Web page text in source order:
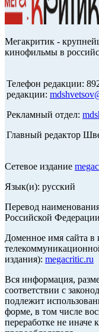
Мегакритик -
кинофильмы в
Телефон редакции:
редакции:
Рекламный отдел:
Главный редактор
Сетевое издание
Язык(и): русский
Перевод
Российской
Доменное имя сайта
издания): megacritic.ru
Вся информация,
соответствии с
подлежит
форме, в том числе
переработке не иначе